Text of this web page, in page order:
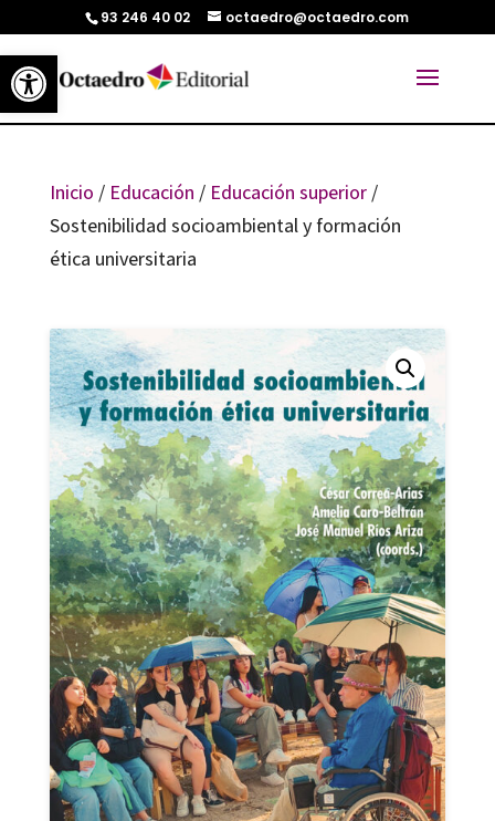
Abrir barra de herramientas
93 246 40 02 octaedro@octaedro.com
Inicio / Educación / Educación superior/
Sostenibilidad socioambiental y formación
ética universitaria